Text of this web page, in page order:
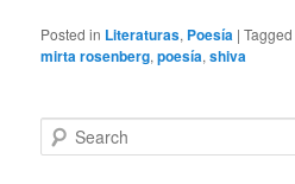
Posted in Literaturas, Poesía |Tagged
mirta rosenberg,poesía,shiva
e